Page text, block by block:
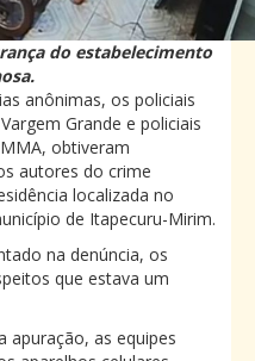
do estabelecimento
anônimas, os policiais
Grande e policiais
obtiveram
autores do crime
localizada no
de Itapecuru-Mirim.
na denúncia, os
que estava um
apuração, as equipes